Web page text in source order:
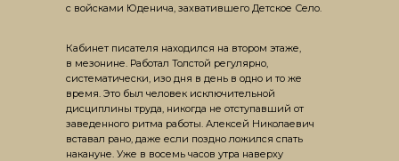
с войсками Юдени­ча, захватившего Детское Село.
Кабинет писателя находился на втором эта­же,
в мезонине. Работал Толстой регулярно,
систематически, изо дня в день в одно и то же
время. Это был человек исключи­тельной
дисциплины труда, никогда не отступавший от
заведенного ритма работы. Алексей Николаевич
вставал рано, даже если поздно ложился спать
накануне. Уже в восемь часов утра наверху